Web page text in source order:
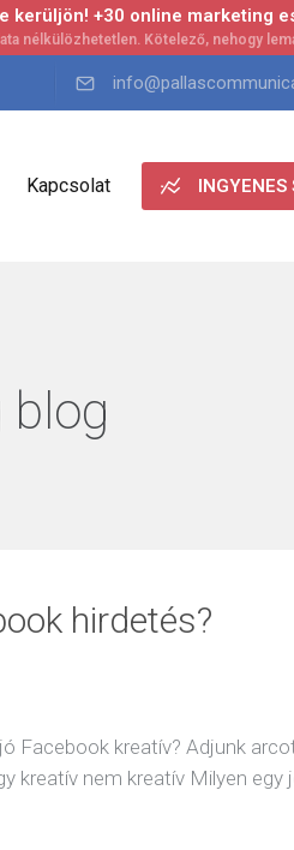
kerüljön! +30 online marketing
Kapcsolat INGYENES
blog
hirdetés?
Facebook kreatív? Adjunk
kreatív nem kreatív Milyen egy